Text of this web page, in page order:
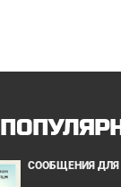
СООБЩЕНИЯ ДЛЯ